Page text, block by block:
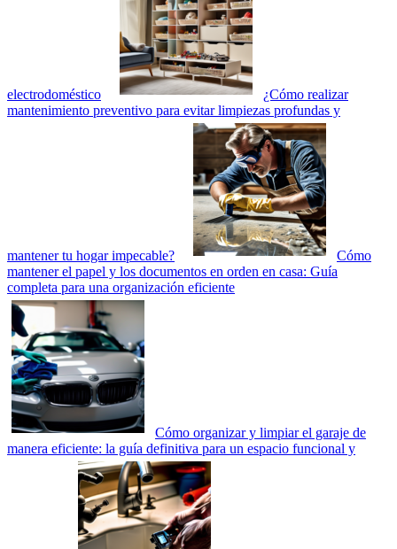
electrodoméstico
¿Cómo realizar
mantenimiento preventivo para evitar limpiezas profundas y
mantener tu hogar impecable?
Cómo
mantener el papel y los documentos en orden en casa: Guía
completa para una organización eficiente
Cómo organizar y limpiar el garaje de
manera eficiente: la guía definitiva para un espacio funcional y